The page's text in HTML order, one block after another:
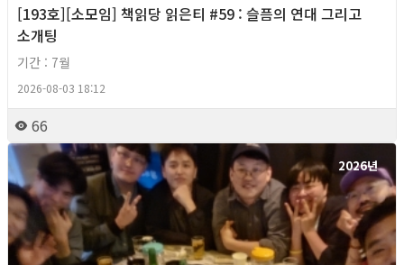
[193호][소모임] 책읽당 읽은티 #59 : 슬픔의 연대 그리고
소개팅
기간 : 7월
2026-08-03 18:12
66
2026년